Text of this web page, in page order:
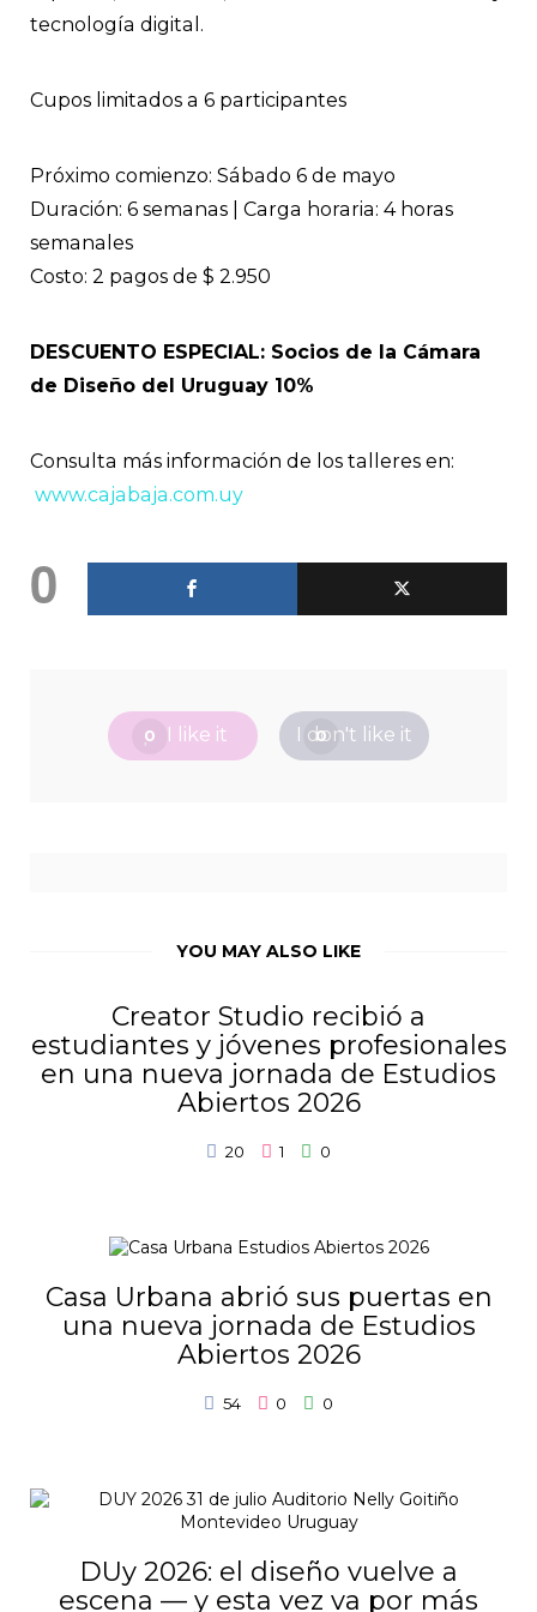
tecnología digital.
Cupos limitados a 6 participantes
Próximo comienzo: Sábado 6 de mayo
Duración: 6 semanas | Carga horaria: 4 horas
semanales
Costo: 2 pagos de $ 2.950
DESCUENTO ESPECIAL: Socios de la Cámara
de Diseño del Uruguay 10%
Consulta más información de los talleres en:
www.cajabaja.com.uy
0
0 I like it 0
I don't like it
YOU MAY ALSO LIKE
Creator Studio recibió a
estudiantes y jóvenes profesionales
en una nueva jornada de Estudios
Abiertos 2026
20 1 0
Casa Urbana abrió sus puertas en
una nueva jornada de Estudios
Abiertos 2026
54 0 0
DUy 2026: el diseño vuelve a
escena — y esta vez va por más